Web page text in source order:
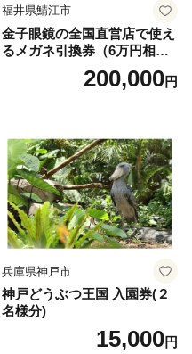
福井県鯖江市
金子眼鏡の全国直営店で使え
るメガネ引換券（6万円相
当） Platinum200,000円
兵庫県神戸市
神戸どうぶつ王国 入園券(２
名様分)
15,000円